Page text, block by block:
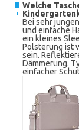
Welche
Bei sehr
und einfache
ein kleines
Polsterung ist
sein.
Dämmerung.
einfacher